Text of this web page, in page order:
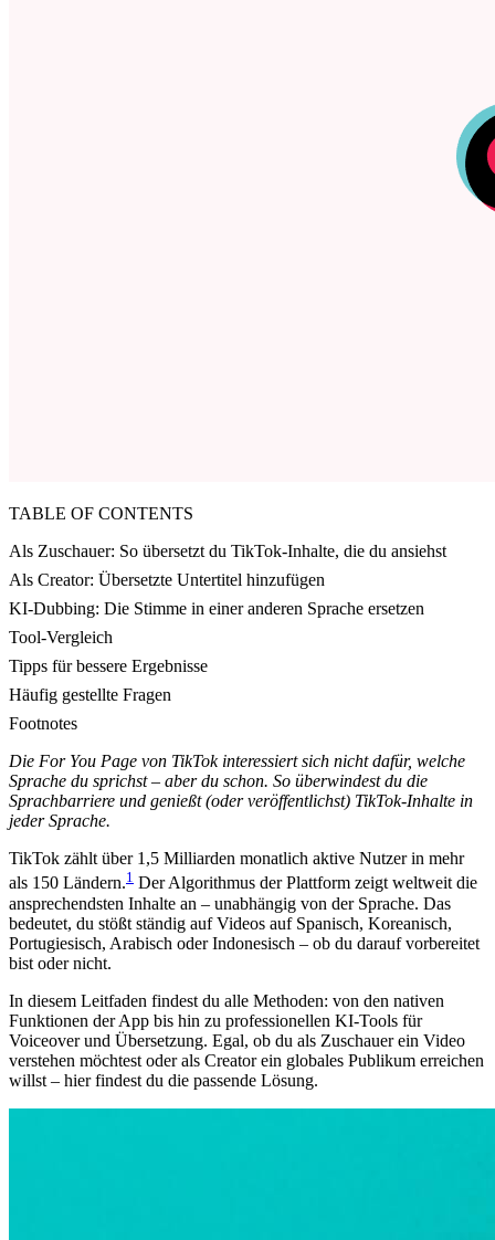
TABLE OF CONTENTS
Als Zuschauer: So übersetzt du TikTok-Inhalte, die du ansiehst
Als Creator: Übersetzte Untertitel hinzufügen
KI-Dubbing: Die Stimme in einer anderen Sprache ersetzen
Tool-Vergleich
Tipps für bessere Ergebnisse
Häufig gestellte Fragen
Footnotes
Die For You Page von TikTok interessiert sich nicht dafür, welche
Sprache du sprichst – aber du schon. So überwindest du die
Sprachbarriere und genießt (oder veröffentlichst) TikTok-Inhalte in
jeder Sprache.
TikTok zählt über 1,5 Milliarden monatlich aktive Nutzer in mehr
als 150 Ländern.1 Der Algorithmus der Plattform zeigt weltweit die
ansprechendsten Inhalte an – unabhängig von der Sprache. Das
bedeutet, du stößt ständig auf Videos auf Spanisch, Koreanisch,
Portugiesisch, Arabisch oder Indonesisch – ob du darauf vorbereitet
bist oder nicht.
In diesem Leitfaden findest du alle Methoden: von den nativen
Funktionen der App bis hin zu professionellen KI-Tools für
Voiceover und Übersetzung. Egal, ob du als Zuschauer ein Video
verstehen möchtest oder als Creator ein globales Publikum erreichen
willst – hier findest du die passende Lösung.